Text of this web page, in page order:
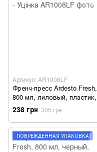
Артикул: AR1008LF
Френч-пресс Ardesto Fresh,
800 мл, лиловый, пластик,
стекло AR1008LF - Уцінка
238 грн 305 грн
ПОВРЕЖДЁННАЯ УПАКОВКА